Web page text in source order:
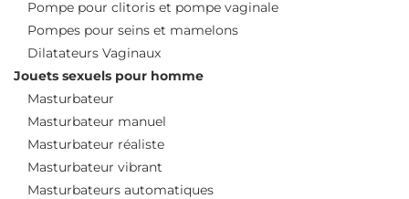
Pompe pour clitoris et pompe vaginale
Pompes pour seins et mamelons
Dilatateurs Vaginaux
Jouets sexuels pour homme
Masturbateur
Masturbateur manuel
Masturbateur réaliste
Masturbateur vibrant
Masturbateurs automatiques